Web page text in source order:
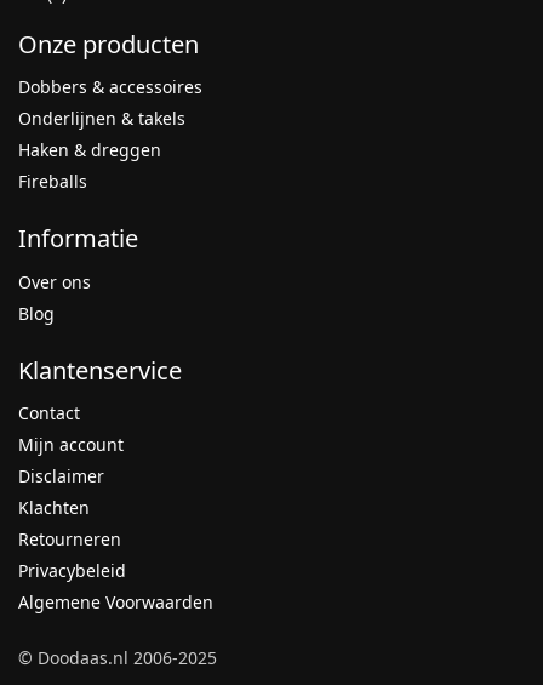
Onze producten
Dobbers & accessoires
Onderlijnen & takels
Haken & dreggen
Fireballs
Informatie
Over ons
Blog
Klantenservice
Contact
Mijn account
Disclaimer
Klachten
Retourneren
Privacybeleid
Algemene Voorwaarden
© Doodaas.nl 2006-2025